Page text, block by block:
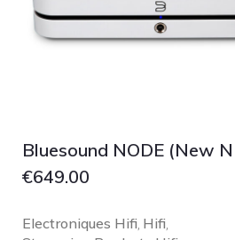
Bluesound NODE (New
€649.00
Electroniques Hifi Hifi